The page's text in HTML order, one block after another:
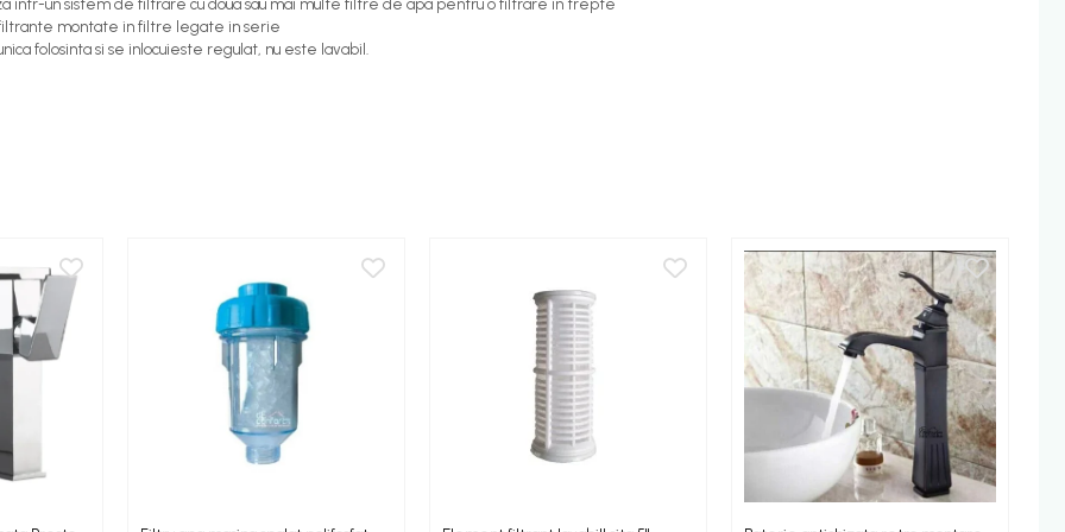
intr-un sistem de filtrare cu doua sau mai multe filtre de apa pentru o filtrare in trepte
montate in filtre legate in serie
folosinta si se inlocuieste regulat, nu este lavabil.